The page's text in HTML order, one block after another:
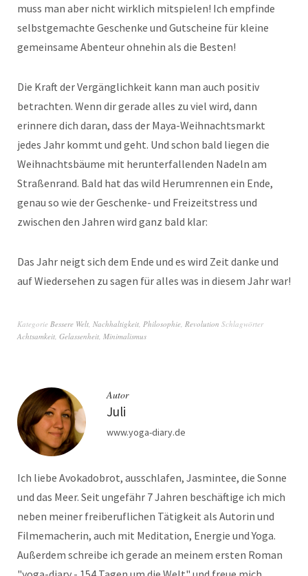
muss man aber nicht wirklich mitspielen! Ich empfinde
selbstgemachte Geschenke und Gutscheine für kleine
gemeinsame Abenteur ohnehin als die Besten!
Die Kraft der Vergänglichkeit kann man auch positiv
betrachten. Wenn dir gerade alles zu viel wird, dann
erinnere dich daran, dass der Maya-Weihnachtsmarkt
jedes Jahr kommt und geht. Und schon bald liegen die
Weihnachtsbäume mit herunterfallenden Nadeln am
Straßenrand. Bald hat das wild Herumrennen ein Ende,
genau so wie der Geschenke- und Freizeitstress und
zwischen den Jahren wird ganz bald klar:
Das Jahr neigt sich dem Ende und es wird Zeit danke und
auf Wiedersehen zu sagen für alles was in diesem Jahr war!
Kategorie Bessere Welt Nachhaltigkeit Philosophie Revolution Schlagwörter
Achtsamkeit Gelassenheit Minimalismus
Autor
Juli
www.yoga-diary.de
Ich liebe Avokadobrot, ausschlafen, Jasmintee, die Sonne
und das Meer. Seit ungefähr 7 Jahren beschäftige ich mich
neben meiner freiberuflichen Tätigkeit als Autorin und
Filmemacherin, auch mit Meditation, Energie und Yoga.
Außerdem schreibe ich gerade an meinem ersten Roman